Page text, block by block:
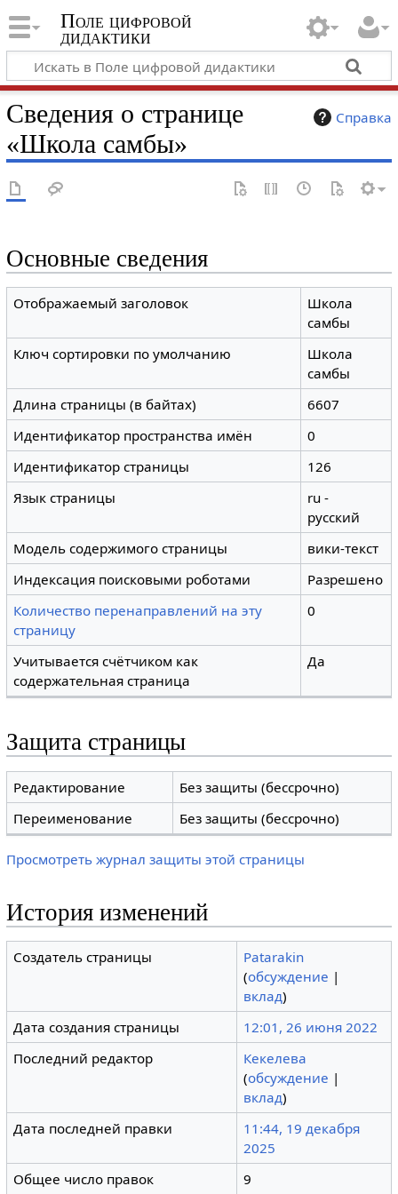
Поле цифровой
дидактики
Справка
Сведения о странице
«Школа самбы»
Основные сведения
Отображаемый заголовок
Школа
самбы
Ключ сортировки по умолчанию
Школа
самбы
Длина страницы (в байтах)
6607
Идентификатор пространства имён
0
Идентификатор страницы
126
Язык страницы
ru -
русский
Модель содержимого страницы
вики-текст
Индексация поисковыми роботами
Разрешено
Количество перенаправлений на эту
страницу
0
Учитывается счётчиком как
содержательная страница
Да
Защита страницы
Редактирование
Без защиты (бессрочно)
Переименование
Без защиты (бессрочно)
Просмотреть журнал защиты этой страницы
История изменений
Создатель страницы
Patarakin
(обсуждение |
вклад)
Дата создания страницы
12:01, 26 июня 2022
Последний редактор
Кекелева
(обсуждение |
вклад)
Дата последней правки
11:44, 19 декабря
2025
Общее число правок
9